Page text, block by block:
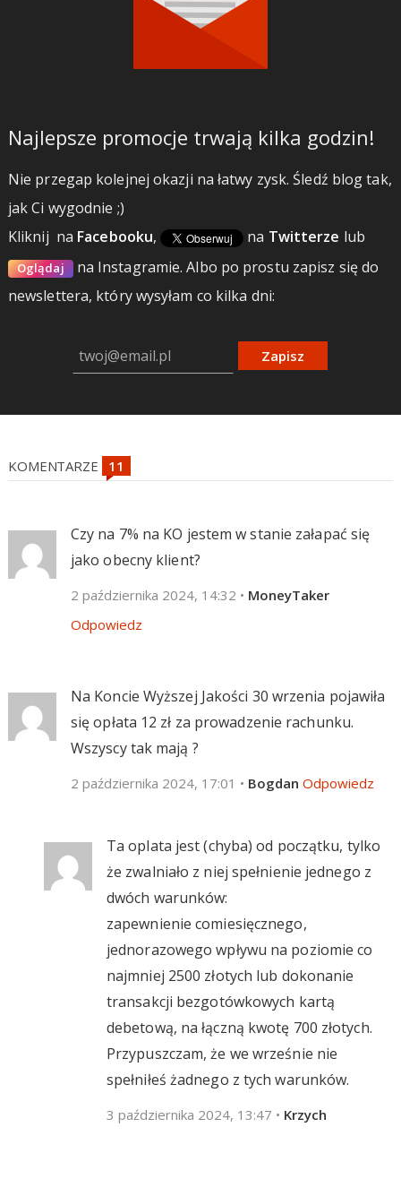
Najlepsze promocje trwają kilka godzin!
Nie przegap kolejnej okazji na łatwy zysk. Śledź blog tak,
jak Ci wygodnie ;)
Kliknij na Facebooku, na Twitterze lub
Oglądaj na Instagramie.Albo po prostu zapisz się do
newslettera, który wysyłam co kilka dni:
Zapisz
KOMENTARZE
Czy na 7% na KO jestem w stanie załapać się
jako obecny klient?
2 października 2024, 14:32 • MoneyTaker
Odpowiedz
Na Koncie Wyższej Jakości 30 wrzenia pojawiła
się opłata 12 zł za prowadzenie rachunku.
Wszyscy tak mają ?
2 października 2024, 17:01 • Bogdan Odpowiedz
Ta oplata jest (chyba) od początku, tylko
że zwalniało z niej spełnienie jednego z
dwóch warunków:
zapewnienie comiesięcznego,
jednorazowego wpływu na poziomie co
najmniej 2500 złotych lub dokonanie
transakcji bezgotówkowych kartą
debetową, na łączną kwotę 700 złotych.
Przypuszczam, że we wrześnie nie
spełniłeś żadnego z tych warunków.
3 października 2024, 13:47 • Krzych